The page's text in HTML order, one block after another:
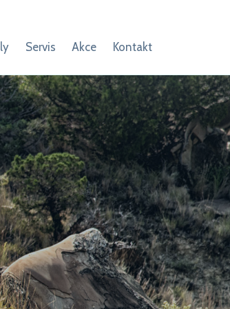
Servis Akce Kontakt